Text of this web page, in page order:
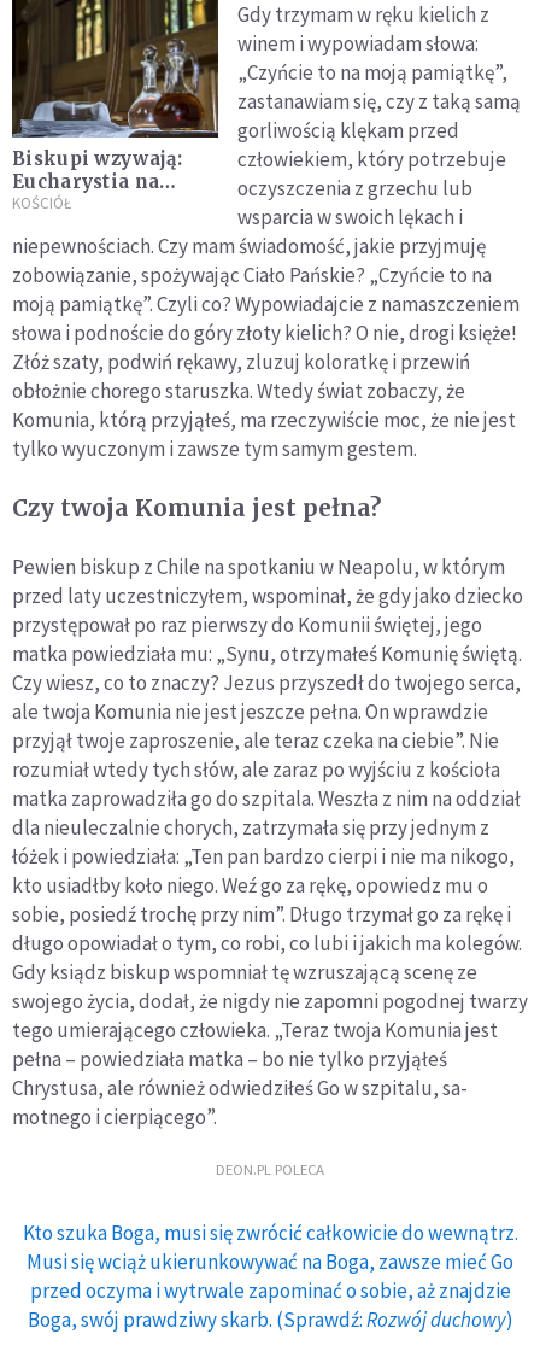
Biskupi wzywają:
Eucharystia na
pierwszym miejscu
KOŚCIÓŁ
Gdy trzymam w ręku kielich z
winem i wypowiadam słowa:
„Czyńcie to na moją pamiątkę”,
zastanawiam się, czy z taką samą
gorliwością klękam przed
człowiekiem, który potrzebuje
oczyszczenia z grzechu lub
wsparcia w swoich lękach i
niepewnościach. Czy mam świadomość, jakie przyjmuję
zobowiązanie, spożywając Ciało Pańskie? „Czyńcie to na
moją pamiątkę”. Czyli co? Wypo­wiadajcie z namaszczeniem
słowa i podnoście do góry złoty kie­lich? O nie, drogi księże!
Złóż szaty, podwiń rękawy, zluzuj kolo­ratkę i przewiń
obłożnie chorego staruszka. Wtedy świat zobaczy, że
Komunia, którą przyjąłeś, ma rzeczywiście moc, że nie jest
tylko wyuczonym i zawsze tym samym gestem.
Czy twoja Komunia jest pełna?
Pewien biskup z Chile na spotkaniu w Neapolu, w którym
przed laty uczestniczyłem, wspominał, że gdy jako dziecko
przystępo­wał po raz pierwszy do Komunii świętej, jego
matka powiedzia­ła mu: „Synu, otrzymałeś Komunię świętą.
Czy wiesz, co to zna­czy? Jezus przyszedł do twojego serca,
ale twoja Komunia nie jest jeszcze pełna. On wprawdzie
przyjął twoje zaproszenie, ale teraz czeka na ciebie”. Nie
rozumiał wtedy tych słów, ale zaraz po wyj­ściu z kościoła
matka zaprowadziła go do szpitala. Weszła z nim na oddział
dla nieuleczalnie chorych, zatrzymała się przy jednym z
łóżek i powiedziała: „Ten pan bardzo cierpi i nie ma nikogo,
kto usiadłby koło niego. Weź go za rękę, opowiedz mu o
sobie, po­siedź trochę przy nim”. Długo trzymał go za rękę i
długo opowia­dał o tym, co robi, co lubi i jakich ma kolegów.
Gdy ksiądz biskup wspomniał tę wzruszającą scenę ze
swojego życia, dodał, że nigdy nie zapomni pogodnej twarzy
tego umierającego człowieka. „Te­raz twoja Komunia jest
pełna – powiedziała matka – bo nie tylko przyjąłeś
Chrystusa, ale również odwiedziłeś Go w szpitalu, sa­
motnego i cierpiącego”.
DEON.PL POLECA
Kto szuka Boga, musi się zwrócić całkowicie do wewnątrz.
Musi się wciąż ukierunkowywać na Boga, zawsze mieć Go
przed oczyma i wytrwale zapominać o sobie, aż znajdzie
Boga, swój prawdziwy skarb. (Sprawdź:Rozwój duchowy)